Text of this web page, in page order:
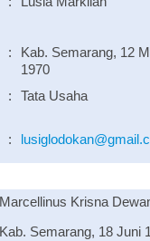
:
Kab. Semarang, 12
1970
: Tata Usaha
:
Marcellinus Krisna
Kab. Semarang, 18 Juni